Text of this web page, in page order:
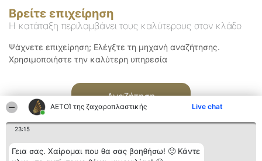
ΑΕΤΟΊ της ζαχαροπλαστικής Live chat
23:15
Γεια σας. Χαίρομαι που θα σας βοηθήσω! 🙂 Κάντε
Βρείτε επιχείρηση
Η κατάταξη περιλαμβάνει τους καλύτερους στον κλάδο
Ψάχνετε επιχείρηση; Ελέγξτε τη μηχανή αναζήτησης.
Χρησιμοποιήστε την καλύτερη υπηρεσία
Αναζήτηση